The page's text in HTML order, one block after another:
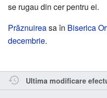
se rugau din cer pentru ei.
Prăznuireasa în Biserica
decembrie.
Ultima modificare